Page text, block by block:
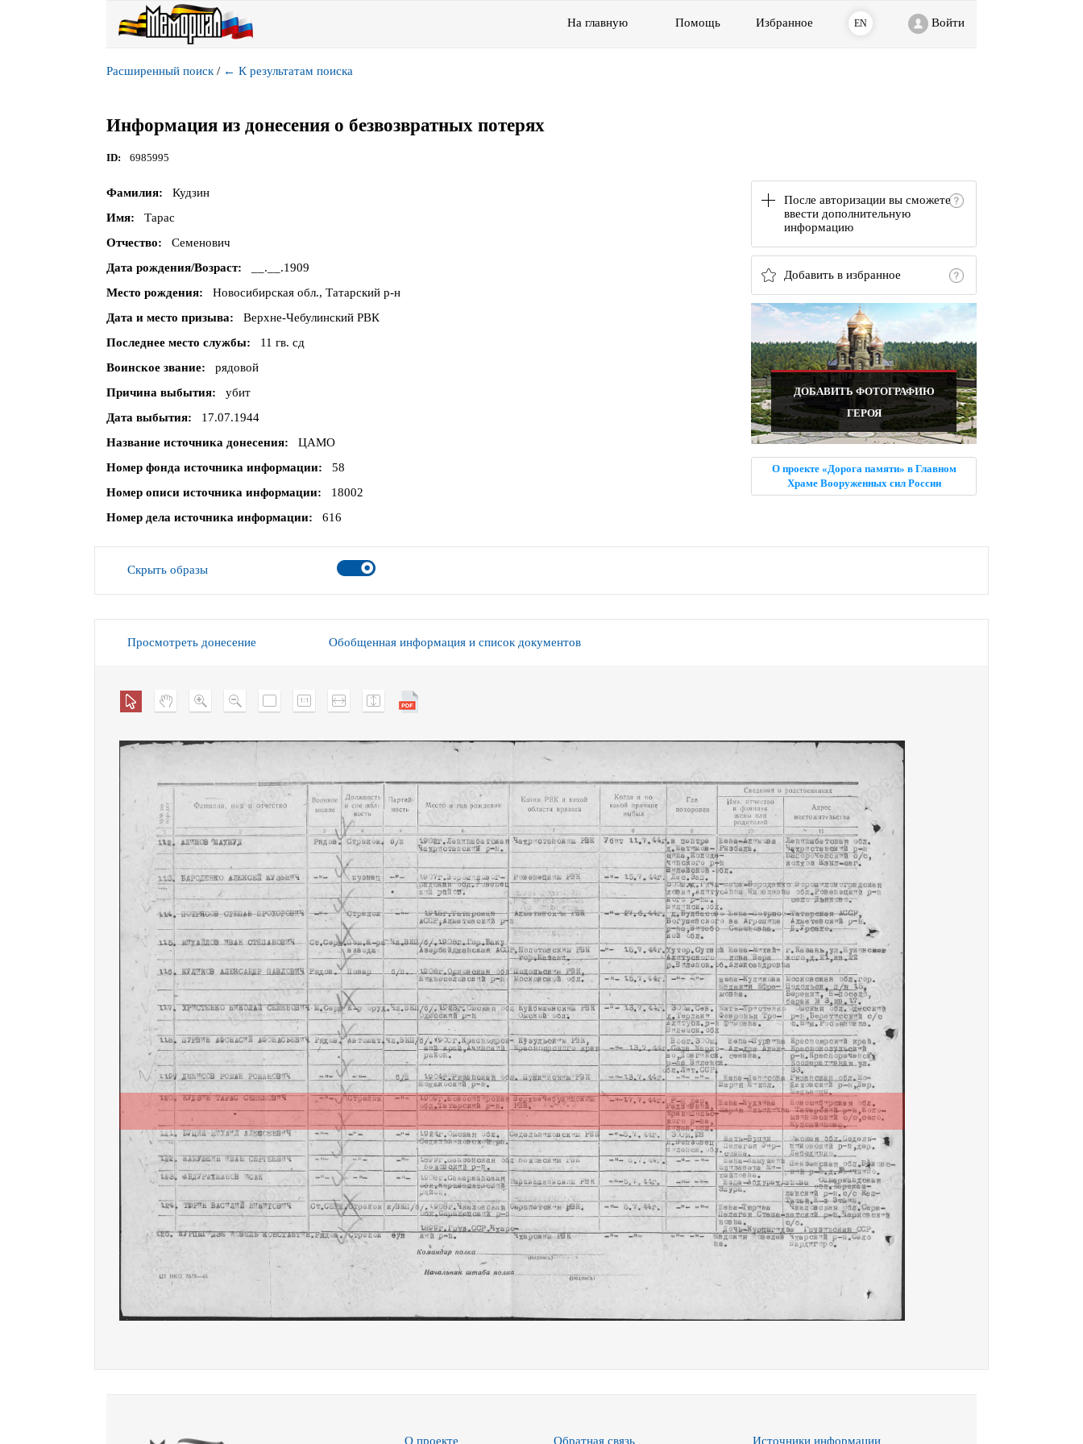
На главную Помощь Избранное EN Войти
Расширенный поиск / ← К результатам поиска
Информация из донесения о безвозвратных потерях
ID 6985995
После авторизации вы сможете
ввести дополнительную
информацию
Добавить в избранное
ДОБАВИТЬ ФОТОГРАФИЮ
ГЕРОЯ
О проекте «Дорога памяти» в Главном
Храме Вооруженных сил России
Фамилия
Кудзин
Имя
Тарас
Отчество
Семенович
Дата рождения/Возраст
__.__.1909
Место рождения
Новосибирская обл., Татарский р-н
Дата и место призыва
Верхне-Чебулинский РВК
Последнее место службы
11 гв. сд
Воинское звание
рядовой
Причина выбытия
убит
Дата выбытия
17.07.1944
Название источника донесения
ЦАМО
Номер фонда источника информации
58
Номер описи источника информации
18002
Номер дела источника информации
616
Скрыть образы
Просмотреть донесение Обобщенная информация и список документов
О проекте Обратная связь Источники информации